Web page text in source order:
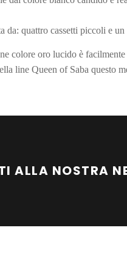
da: quattro cassetti piccoli e
colore oro lucido è facilmente
line Queen of Saba questo
ALLA NOSTRA